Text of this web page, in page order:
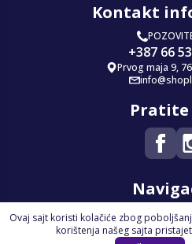
Kontakt
+387 66
Prvog maja 9,
Pratite
Na
Ovaj sajt koristi kolačiće zbog
korištenja našeg sajta